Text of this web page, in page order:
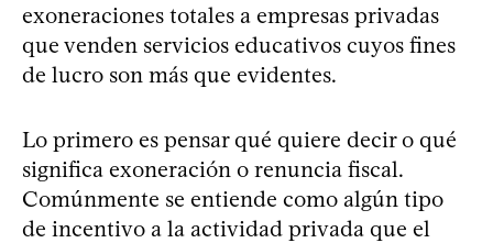
exoneraciones totales a empresas privadas
que venden servicios educativos cuyos fines
de lucro son más que evidentes.
Lo primero es pensar qué quiere decir o qué
significa exoneración o renuncia fiscal.
Comúnmente se entiende como algún tipo
de incentivo a la actividad privada que el